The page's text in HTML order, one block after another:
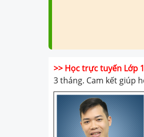
>> Học trực tuyến Lớp
3 tháng. Cam kết giúp